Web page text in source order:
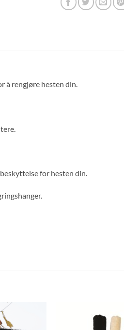
å rengjøre hesten din.
for hesten din.